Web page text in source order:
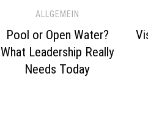
ALLGEMEIN
Pool or Open Water?
What Leadership Really
Needs Today